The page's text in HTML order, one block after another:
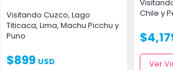
Visitando Cuzco, Lago
Titicaca, Lima, Machu Picchu y
Puno
$899 USD
Chile y
$
Ver